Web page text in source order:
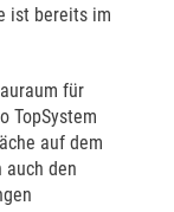
ist bereits im
für
TopSystem
auf dem
auch den